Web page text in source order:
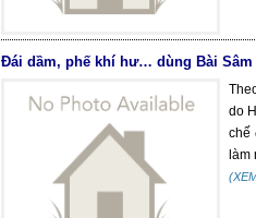
Đái dầm, phế khí hư… dùng Bài Sâm
do
chế
làm